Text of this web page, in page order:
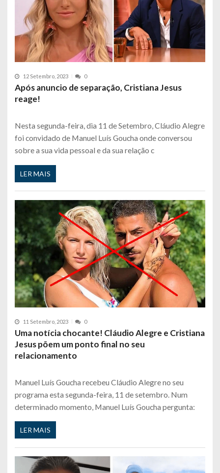
12 Setembro, 2023 0
Após anuncio de separação, Cristiana Jesus
reage!
Nesta segunda-feira, dia 11 de Setembro, Cláudio Alegre
foi convidado de Manuel Luís Goucha onde conversou
sobre a sua vida pessoal e da sua relação c
LER MAIS
11 Setembro, 2023 0
Uma notícia chocante! Cláudio Alegre e Cristiana
Jesus põem um ponto final no seu
relacionamento
Manuel Luís Goucha recebeu Cláudio Alegre no seu
programa esta segunda-feira, 11 de setembro. Num
determinado momento, Manuel Luís Goucha pergunta:
LER MAIS